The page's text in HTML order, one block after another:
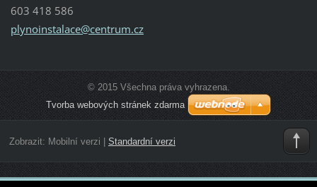
603 418 586
plynoinstalace@centrum.cz
© 2015 Všechna práva vyhrazena.
Tvorba webových stránek zdarma
Zobrazit: Mobilní verzi Standardní verzi